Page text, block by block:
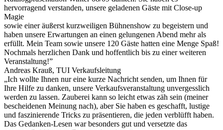
hervorragend verstanden, unsere geladenen Gäste mit Close-up
Magie
sowie einer äußerst kurzweiligen Bühnenshow zu begeistern und
haben unsere Erwartungen an einen gelungenen Abend mehr als
erfüllt. Mein Team sowie unsere 120 Gäste hatten eine Menge Spaß!
Nochmals herzlichen Dank und hoffentlich bis zu einer weiteren
Veranstaltung!”
Andreas Krauß, TUI Verkaufsleitung
„Ich wollte Ihnen nur eine kurze Nachricht senden, um Ihnen für
Ihre Hilfe zu danken, unsere Verkaufsveranstaltung unvergesslich
werden zu lassen. Zauberei kann so leicht etwas zäh sein (meiner
bescheidenen Meinung nach), aber Sie haben es geschafft, lustige
und faszinierende Tricks zu präsentieren, die jeden verblüfft haben.
Das Gedanken-Lesen war besonders gut und versetzte das